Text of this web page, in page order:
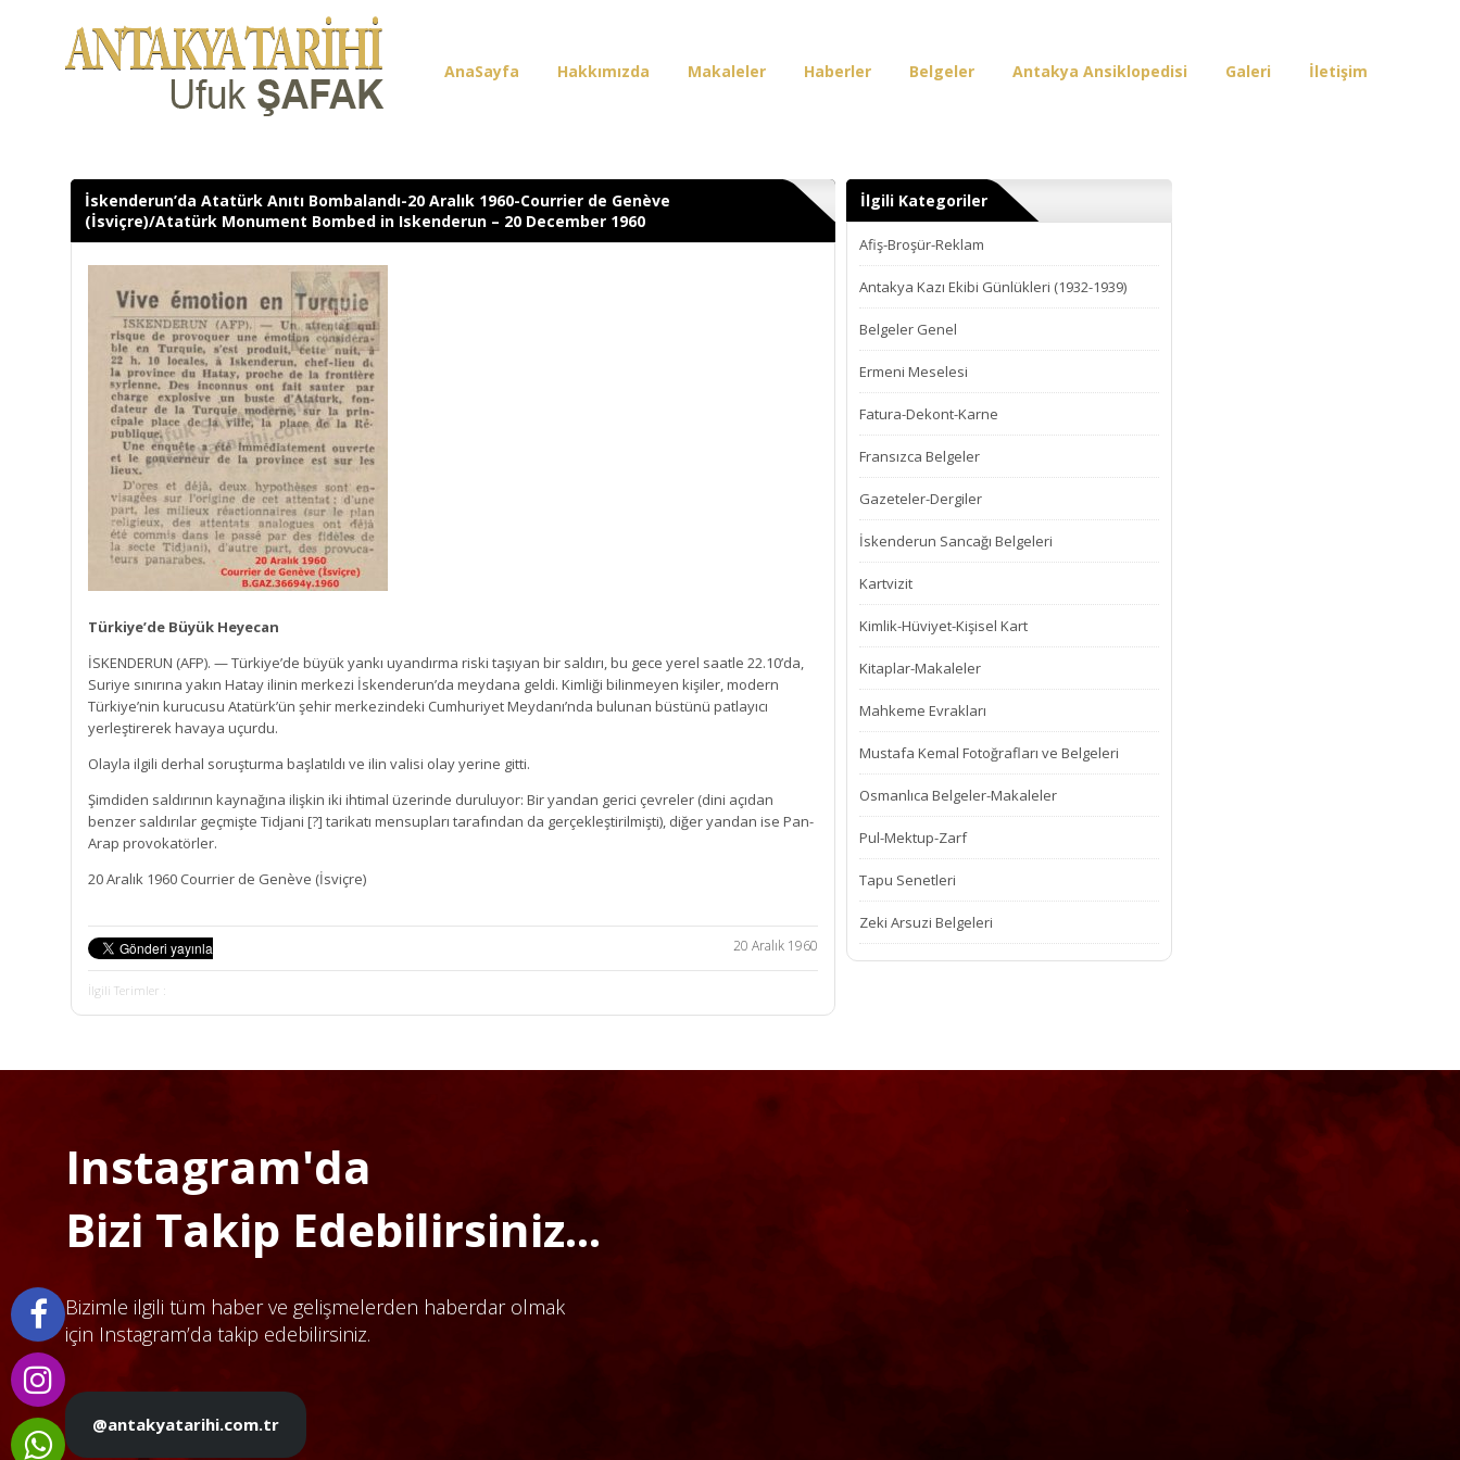
AnaSayfa Hakkımızda Makaleler Haberler Belgeler Antakya Ansiklopedisi Galeri İletişim
İskenderun’da Atatürk Anıtı Bombalandı-20 Aralık 1960-Courrier de Genève
(İsviçre)/Atatürk Monument Bombed in Iskenderun – 20 December 1960
Türkiye’de Büyük Heyecan
İSKENDERUN (AFP). — Türkiye’de büyük yankı uyandırma riski taşıyan bir saldırı, bu gece yerel saatle 22.10’da,
Suriye sınırına yakın Hatay ilinin merkezi İskenderun’da meydana geldi. Kimliği bilinmeyen kişiler, modern
Türkiye’nin kurucusu Atatürk’ün şehir merkezindeki Cumhuriyet Meydanı’nda bulunan büstünü patlayıcı
yerleştirerek havaya uçurdu.
Olayla ilgili derhal soruşturma başlatıldı ve ilin valisi olay yerine gitti.
Şimdiden saldırının kaynağına ilişkin iki ihtimal üzerinde duruluyor: Bir yandan gerici çevreler (dini açıdan
benzer saldırılar geçmişte Tidjani [?] tarikatı mensupları tarafından da gerçekleştirilmişti), diğer yandan ise Pan-
Arap provokatörler.
20 Aralık 1960 Courrier de Genève (İsviçre)
20 Aralık 1960
İlgili Terimler :
İlgili Kategoriler
Afiş-Broşür-Reklam
Antakya Kazı Ekibi Günlükleri (1932-1939)
Belgeler Genel
Ermeni Meselesi
Fatura-Dekont-Karne
Fransızca Belgeler
Gazeteler-Dergiler
İskenderun Sancağı Belgeleri
Kartvizit
Kimlik-Hüviyet-Kişisel Kart
Kitaplar-Makaleler
Mahkeme Evrakları
Mustafa Kemal Fotoğrafları ve Belgeleri
Osmanlıca Belgeler-Makaleler
Pul-Mektup-Zarf
Tapu Senetleri
Zeki Arsuzi Belgeleri
Instagram'da
Bizi Takip Edebilirsiniz...
Bizimle ilgili tüm haber ve gelişmelerden haberdar olmak
için Instagram’da takip edebilirsiniz.
@antakyatarihi.com.tr